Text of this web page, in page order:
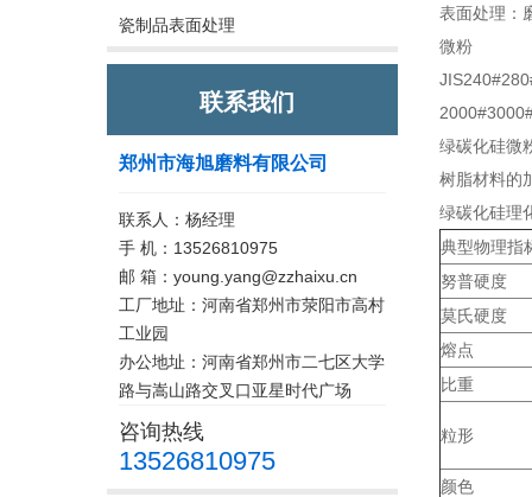
瓷制品表面处理
联系我们
郑州市海旭磨料有限公司
联系人：杨经理
手 机：13526810975
邮 箱：young.yang@zzhaixu.cn
工厂地址：河南省郑州市荥阳市高村
工业园
办公地址：河南省郑州市二七区大学
路与嵩山路交叉口亚星时代广场
咨询热线
13526810975
表面处理：
微粉
绿碳化硅微
树脂材料的
绿碳化硅理
典型物理指
努普硬度
莫氏硬度
熔点
比重
粒形
颜色